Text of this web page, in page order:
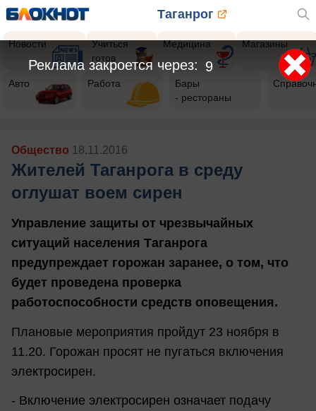
Таганрог
Новости
Учиться
готов
Медицина Магазины
Авто Работа
Бары
- рестораны
Общество 18.11.2016
Жителей Таганрога в среду
оглушат воем сирен
Управление защиты от чрезвычайных
ситуаций населения Таганрога
предупреждает горожан заранее, о том, что
будет проведена проверка
работоспособности средств оповещения.
Плановые мероприятия пройдут 23 ноября в
11.20. Горожан просят не пугаться включения
электросирен.
- Включение электросирен означает подачу
7
Реклама закроется через: